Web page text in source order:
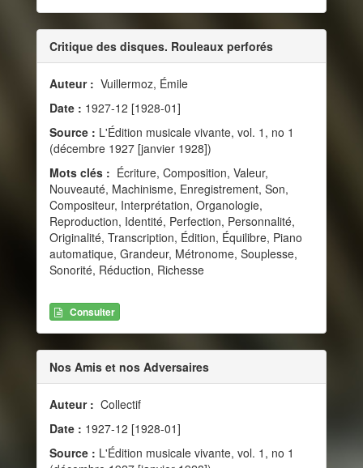
Critique des disques. Rouleaux perforés
Auteur : Vuillermoz, Émile
Date : 1927-12 [1928-01]
Source : L'Édition musicale vivante, vol. 1, no 1
(décembre 1927 [janvier 1928])
Mots clés : Écriture, Composition, Valeur,
Nouveauté, Machinisme, Enregistrement, Son,
Compositeur, Interprétation, Organologie,
Reproduction, Identité, Perfection, Personnalité,
Originalité, Transcription, Édition, Équilibre, Piano
automatique, Grandeur, Métronome, Souplesse,
Sonorité, Réduction, Richesse
Consulter
Nos Amis et nos Adversaires
Auteur : Collectif
Date : 1927-12 [1928-01]
Source : L'Édition musicale vivante, vol. 1, no 1